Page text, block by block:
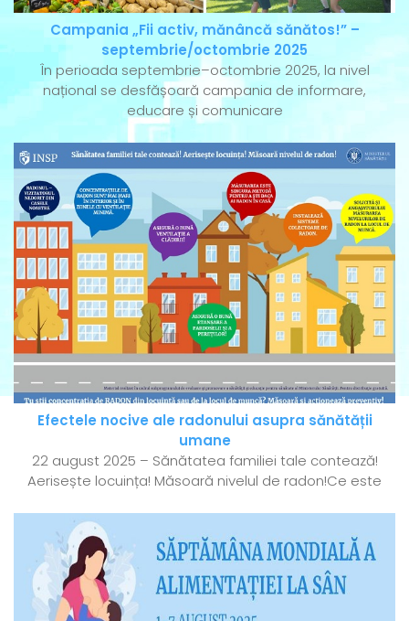
Campania „Fii activ, mănâncă sănătos!” –
septembrie/octombrie 2025
În perioada septembrie–octombrie 2025, la nivel
național se desfășoară campania de informare,
educare și comunicare
Efectele nocive ale radonului asupra sănătății
umane
22 august 2025 – Sănătatea familiei tale contează!
Aerisește locuința! Măsoară nivelul de radon!Ce este